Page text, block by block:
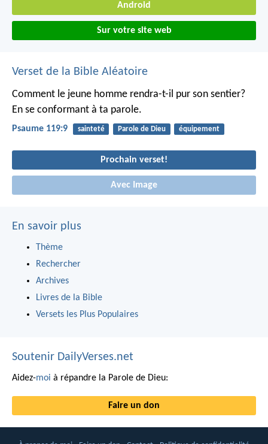
Android
Sur votre site web
Verset de la Bible Aléatoire
Comment le jeune homme rendra-t-il pur son sentier?
En se conformant à ta parole.
Psaume 119:9 sainteté Parole de Dieu équipement
Prochain verset!
Avec Image
En savoir plus
Thème
Rechercher
Archives
Livres de la Bible
Versets les Plus Populaires
Soutenir DailyVerses.net
Aidez-moi à répandre la Parole de Dieu:
Faire un don